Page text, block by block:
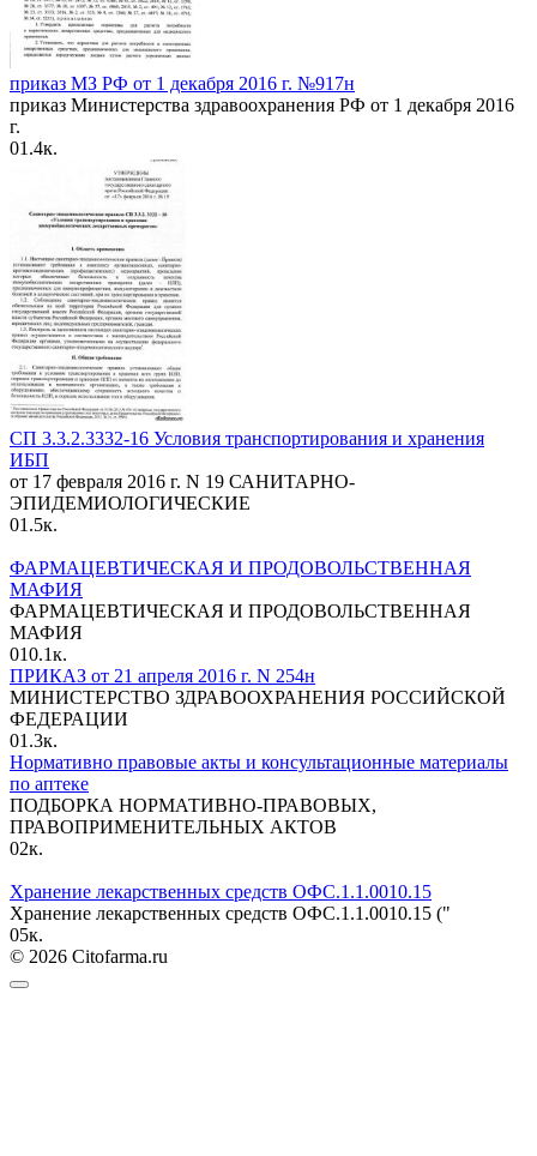
приказ МЗ РФ от 1 декабря 2016 г. №917н
приказ Министерства здравоохранения РФ от 1 декабря 2016
г.
01.4к.
СП 3.3.2.3332-16 Условия транспортирования и хранения
ИБП
от 17 февраля 2016 г. N 19 САНИТАРНО-
ЭПИДЕМИОЛОГИЧЕСКИЕ
01.5к.
ФАРМАЦЕВТИЧЕСКАЯ И ПРОДОВОЛЬСТВЕННАЯ
МАФИЯ
ФАРМАЦЕВТИЧЕСКАЯ И ПРОДОВОЛЬСТВЕННАЯ
МАФИЯ
010.1к.
ПРИКАЗ от 21 апреля 2016 г. N 254н
МИНИСТЕРСТВО ЗДРАВООХРАНЕНИЯ РОССИЙСКОЙ
ФЕДЕРАЦИИ
01.3к.
Нормативно правовые акты и консультационные материалы
по аптеке
ПОДБОРКА НОРМАТИВНО-ПРАВОВЫХ,
ПРАВОПРИМЕНИТЕЛЬНЫХ АКТОВ
02к.
Хранение лекарственных средств ОФС.1.1.0010.15
Хранение лекарственных средств ОФС.1.1.0010.15 ("
05к.
© 2026 Citofarma.ru